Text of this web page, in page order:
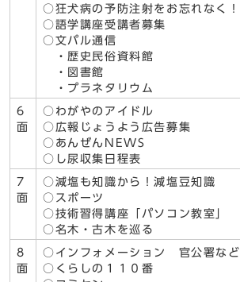
○狂犬病の予防注射をお忘れなく！
○語学講座受講者募集
○文パル通信
・歴史民俗資料館
・図書館
・プラネタリウム
6
面
○わがやのアイドル
○広報じょうよう広告募集
○あんぜんNEWS
○し尿収集日程表
7
面
○減塩も知識から！減塩豆知識
○スポーツ
○技術習得講座「パソコン教室」
○名木・古木を巡る
8
面
○インフォメーション 官公署など
○くらしの１１０番